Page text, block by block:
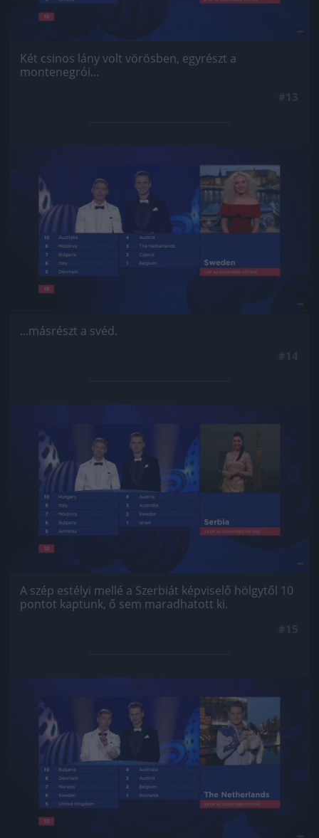
Két csinos lány volt vörösben, egyrészt a
montenegrói...
Jön még kép!
...másrészt a svéd.
A szép estélyi mellé a Szerbiát képviselő hölgytől 10
pontot kaptunk, ő sem maradhatott ki.
Jön még kép!